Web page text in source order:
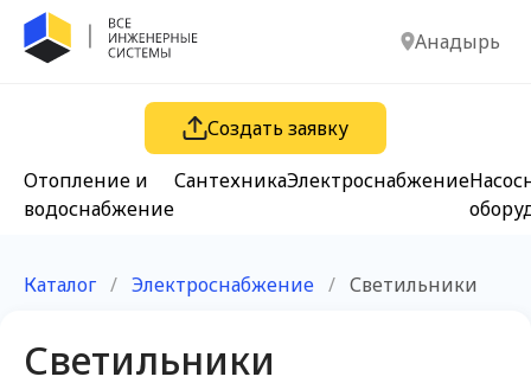
Анадырь
Создать заявку
Отопление и
водоснабжение
СантехникаЭлектроснабжение
Каталог / Электроснабжение / Светильники
Светильники